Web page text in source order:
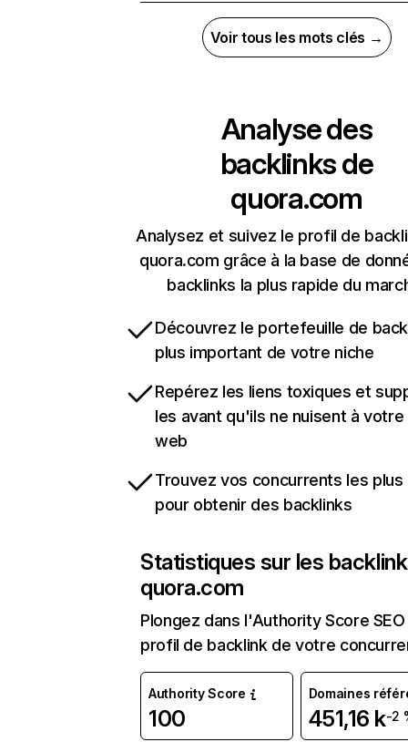
Voir tous les mots clés →
Analyse des
backlinks de
quora.com
Analysez et suivez le profil de
quora.com grâce à la base de
backlinks la plus rapide du
Découvrez le portefeuille de
plus important de votre niche
Repérez les liens toxiques et
les avant qu'ils ne nuisent à
web
Trouvez vos concurrents les
pour obtenir des backlinks
Statistiques sur les
quora.com
Plongez dans l'Authority Score
profil de backlink de votre
Authority Score
100
Domaines
451,16 k-2